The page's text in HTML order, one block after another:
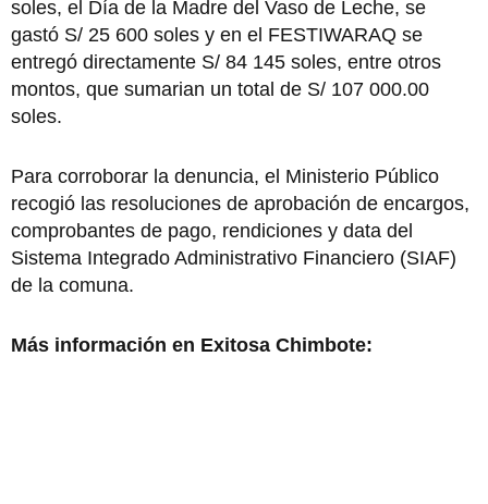
soles, el Día de la Madre del Vaso de Leche, se
gastó S/ 25 600 soles y en el FESTIWARAQ se
entregó directamente S/ 84 145 soles, entre otros
montos, que sumarian un total de S/ 107 000.00
soles.
Para corroborar la denuncia, el Ministerio Público
recogió las resoluciones de aprobación de encargos,
comprobantes de pago, rendiciones y data del
Sistema Integrado Administrativo Financiero (SIAF)
de la comuna.
Más información en Exitosa Chimbote: